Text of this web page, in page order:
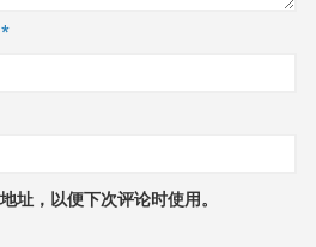
*
址，以便下次评论时使用。